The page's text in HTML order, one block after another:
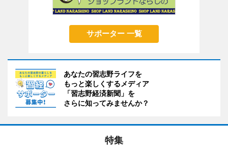
サポーター 一覧
あなたの習志野ライフを
もっと楽しくするメディア
「習志野経済新聞」を
さらに知ってみませんか？
特集